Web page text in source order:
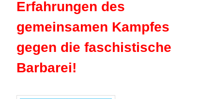
Erfahrungen des
gemeinsamen Kampfes
gegen die faschistische
Barbarei!